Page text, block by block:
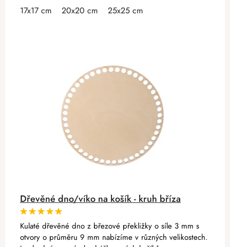
17x17 cm 20x20 cm 25x25 cm
Dřevěné dno/víko na košík - kruh bříza
Kulaté dřevěné dno z březové překližky o síle 3 mm s
otvory o průměru 9 mm nabízíme v různých velikostech.